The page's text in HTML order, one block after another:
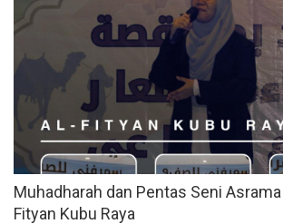
Muhadharah dan Pentas Seni
Fityan Kubu Raya